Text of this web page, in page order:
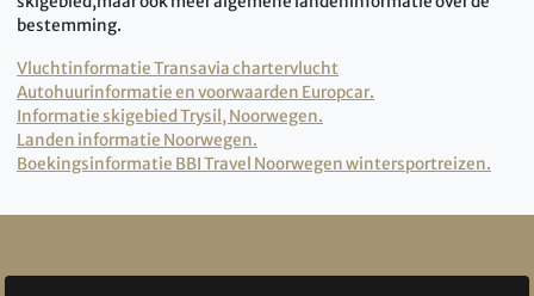
bestemming.
Vluchtinformatie Transavia chartervlucht
Autohuurinformatie en voorwaarden Europcar.
Informatie skigebied Trysil, Noorwegen.
Landen informatie Noorwegen.
Boekingsinformatie BBI Travel Noorwegen wintersportreizen.